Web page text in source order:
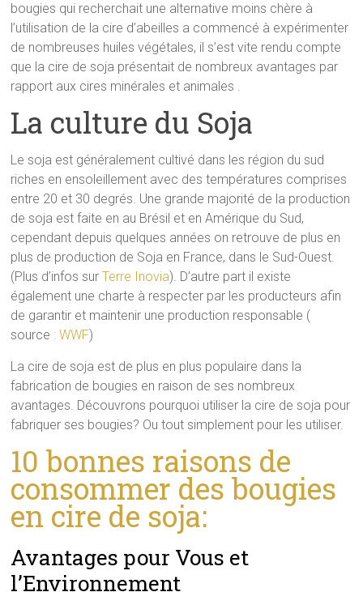
bougies qui recherchait une alternative moins chère à
l’utilisation de la cire d’abeilles a commencé à expérimenter
de nombreuses huiles végétales, il s’est vite rendu compte
que la cire de soja présentait de nombreux avantages par
rapport aux cires minérales et animales .
La culture du Soja
Le soja est généralement cultivé dans les région du sud
riches en ensoleillement avec des températures comprises
entre 20 et 30 degrés. Une grande majorité de la production
de soja est faite en au Brésil et en Amérique du Sud,
cependant depuis quelques années on retrouve de plus en
plus de production de Soja en France, dans le Sud-Ouest.
(Plus d’infos surTerre Inovia). D’autre part il existe
également une charte à respecter par les producteurs afin
de garantir et maintenir une production responsable (
source : WWF)
La cire de soja est de plus en plus populaire dans la
fabrication de bougies en raison de ses nombreux
avantages. Découvrons pourquoi utiliser la cire de soja pour
fabriquer ses bougies? Ou tout simplement pour les utiliser.
10 bonnes raisons de
consommer des bougies
en cire de soja:
Avantages pour Vous et
l’Environnement